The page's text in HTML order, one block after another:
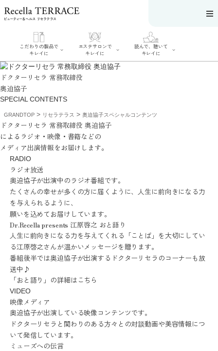
こだわりの製品で
キレイに
こだわりの製品
SERIES#01 私た
ちについて
SERIES#02 水へ
のこだわり
SERIES#03 無
添加化粧品につ
いて
エステサロンで
キレイに
エステサロンで
キレイに
リフティング認
定者在籍サロン
を探す
リフティング認
定とは？
肌改善のプロと
読んで、聴いて
キレイに
を探す
ニキビ 日焼け 首
コラム
ドクターリセラ 常務取締役
奥迫協子
SPECIAL CONTENTS
GRANDTOP > リセラテラス > 奥迫協子スペシャルコンテンツ
ドクターリセラ 常務取締役 奥迫協子
による ラジオ・映像・書籍などの
メディア出演情報をお届けします。
RADIO
ラジオ放送
奥迫協子が出演中のラジオ番組です。
たくさんの幸せが多くの方に届くように、人生に前向きになる力
を与えられるように、
願いを込めてお届けしています。
Dr.Recella presents 江原啓之 おと語り
人生に前向きになる力を与えてくれる「ことば」を大切にしてい
る江原啓之さんが温かいメッセージを贈ります。
番組後半では奥迫協子が出演するドクターリセラのコーナーも放
送中♪
「おと語り」の詳細はこちら
VIDEO
映像メディア
奥迫協子が出演している映像コンテンツです。
ドクターリセラと関わりのある方々との対談動画や美容情報につ
いて発信しています。
ミューズへの伝言